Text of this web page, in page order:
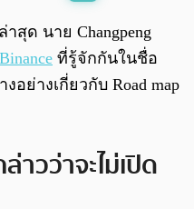
าสุด นาย Changpeng
Binance ที่รู้จักกันในชื่อ
อย่างเกี่ยวกับ Road map
าวว่าจะไม่เปิด